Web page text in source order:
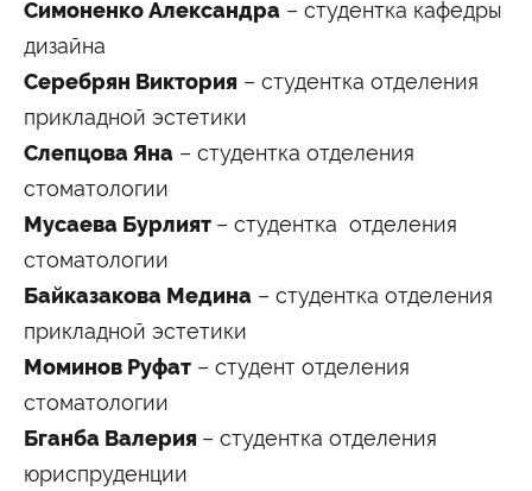
Симоненко Александра – студентка кафедры
дизайна
Серебрян Виктория – студентка отделения
прикладной эстетики
Слепцова Яна – студентка отделения
стоматологии
Мусаева Бурлият – студентка отделения
стоматологии
Байказакова Медина – студентка отделения
прикладной эстетики
Моминов Руфат – студент отделения
стоматологии
Бганба Валерия – студентка отделения
юриспруденции